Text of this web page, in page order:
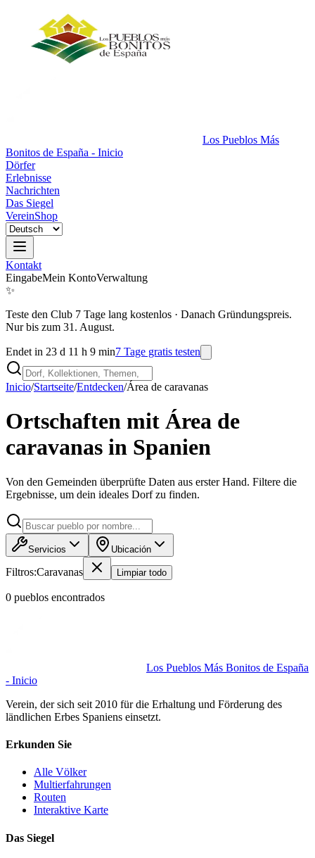
Los Pueblos Más
Bonitos de España - Inicio
Dörfer
Erlebnisse
Nachrichten
Das Siegel
VereinShop
Kontakt
EingabeMein KontoVerwaltung
✨
Teste den Club 7 Tage lang kostenlos · Danach Gründungspreis.
Nur bis zum 31. August.
Endet in 23 d 11 h 9 min7 Tage gratis testen
Inicio/Startseite/Entdecken/Área de caravanas
Ortschaften mit Área de
caravanas in Spanien
Von den Gemeinden überprüfte Daten aus erster Hand. Filtere die
Ergebnisse, um dein ideales Dorf zu finden.
Servicios Ubicación
Filtros:Caravanas Limpiar todo
0 pueblos encontrados
Los Pueblos Más Bonitos de España
- Inicio
Verein, der sich seit 2010 für die Erhaltung und Förderung des
ländlichen Erbes Spaniens einsetzt.
Erkunden Sie
Alle Völker
Multierfahrungen
Routen
Interaktive Karte
Das Siegel